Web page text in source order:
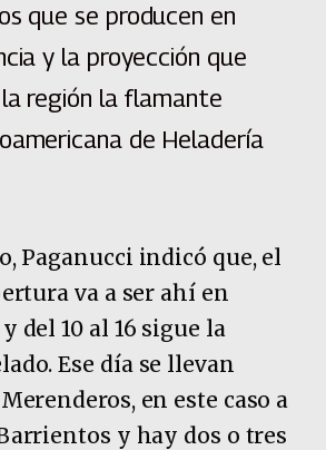
que se producen en
y la proyección que
región la flamante
de Heladería
Paganucci indicó que, el
va a ser ahí en
del 10 al 16 sigue la
Ese día se llevan
en este caso a
y hay dos o tres